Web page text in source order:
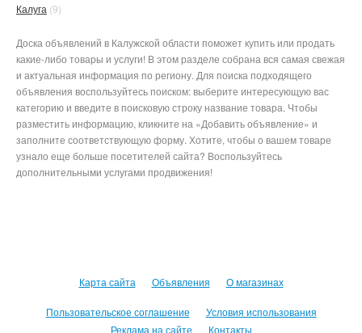
Калуга (9)
Доска объявлений в Калужской области поможет купить или продать
какие-либо товары и услуги! В этом разделе собрана вся самая свежая
и актуальная информация по региону. Для поиска подходящего
объявления воспользуйтесь поиском: выберите интересующую вас
категорию и введите в поисковую строку название товара. Чтобы
разместить информацию, кликните на «Добавить объявление» и
заполните соответствующую форму. Хотите, чтобы о вашем товаре
узнало еще больше посетителей сайта? Воспользуйтесь
дополнительными услугами продвижения!
Карта сайта Объявления О магазинах
Пользовательское соглашение
Условия использования
Реклама на сайте
Контакты